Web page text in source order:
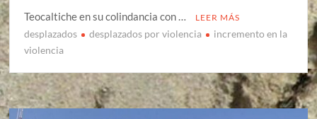
Teocaltiche en su colindancia con …
LEER MÁS
desplazados desplazados por violencia
incremento en la
violencia